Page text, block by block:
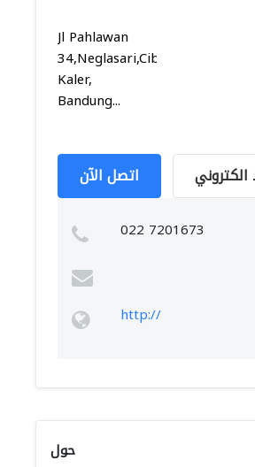
Jl Pahlawan
34,Neglasari,Cibeunying
Kaler,
Bandung...
اتصل الآن الكتروني
022 7201673
http://
حول